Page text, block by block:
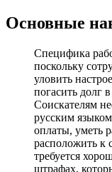
Основные
Специфика
поскольку
уловить
погасить долг
Соискателям
русским
оплаты, уметь
расположить к
требуется
штрафах,